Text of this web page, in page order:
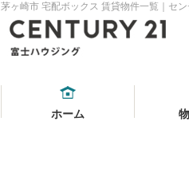
茅ヶ崎市 宅配ボックス 賃貸物件一覧｜セ
ホーム